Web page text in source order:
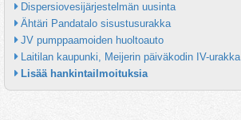
Dispersiovesijärjestelmän uusinta
Ähtäri Pandatalo sisustusurakka
JV pumppaamoiden huoltoauto
Laitilan kaupunki, Meijerin päiväkodin IV-urakka
Lisää hankintailmoituksia